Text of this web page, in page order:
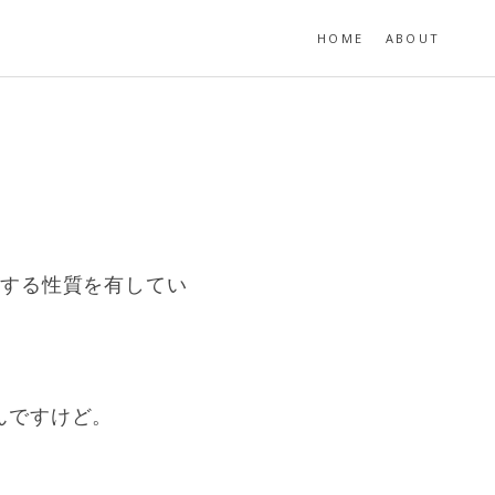
HOME ABOUT
る性質を有してい
すけど。